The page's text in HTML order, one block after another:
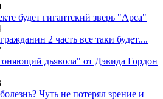
будет гигантский зверь "Арса"
2 часть все таки будет....
дьявола" от Дэвида Гордон
Чуть не потерял зрение и